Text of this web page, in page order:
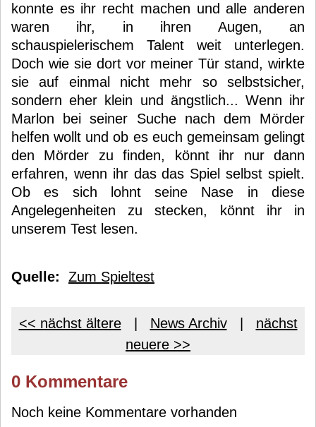
konnte es ihr recht machen und alle anderen
waren ihr, in ihren Augen, an
schauspielerischem Talent weit unterlegen.
Doch wie sie dort vor meiner Tür stand, wirkte
sie auf einmal nicht mehr so selbstsicher,
sondern eher klein und ängstlich... Wenn ihr
Marlon bei seiner Suche nach dem Mörder
helfen wollt und ob es euch gemeinsam gelingt
den Mörder zu finden, könnt ihr nur dann
erfahren, wenn ihr das das Spiel selbst spielt.
Ob es sich lohnt seine Nase in diese
Angelegenheiten zu stecken, könnt ihr in
unserem Test lesen.
Quelle: Zum Spieltest
<< nächst ältere| News Archiv| nächst
neuere >>
0 Kommentare
Noch keine Kommentare vorhanden